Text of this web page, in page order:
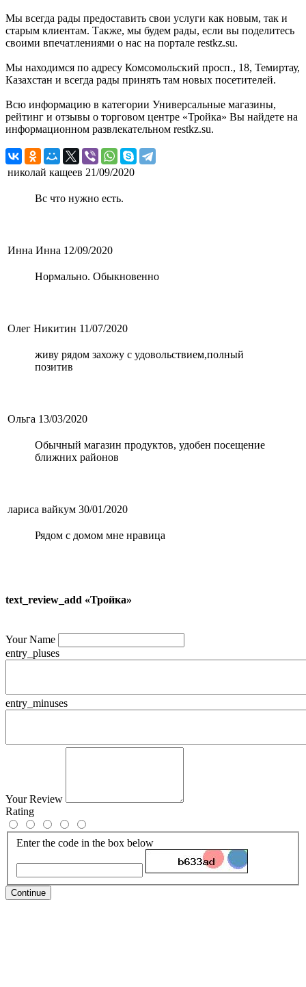
Мы всегда рады предоставить свои услуги как новым, так и
старым клиентам. Также, мы будем рады, если вы поделитесь
своими впечатлениями о нас на портале restkz.su.
Мы находимся по адресу Комсомольский просп., 18, Темиртау,
Казахстан и всегда рады принять там новых посетителей.
Всю информацию в категории Универсальные магазины,
рейтинг и отзывы о торговом центре «Тройка» Вы найдете на
информационном развлекательном restkz.su.
николай кащеев 21/09/2020
Вс что нужно есть.
Инна Инна 12/09/2020
Нормально. Обыкновенно
Олег Никитин 11/07/2020
живу рядом захожу с удовольствием,полный
позитив
Ольга 13/03/2020
Обычный магазин продуктов, удобен посещение
ближних районов
лариса вайкум 30/01/2020
Рядом с домом мне нравица
text_review_add «Тройка»
Your Name
entry_pluses
entry_minuses
Your Review
Rating
Enter the code in the box below
Continue